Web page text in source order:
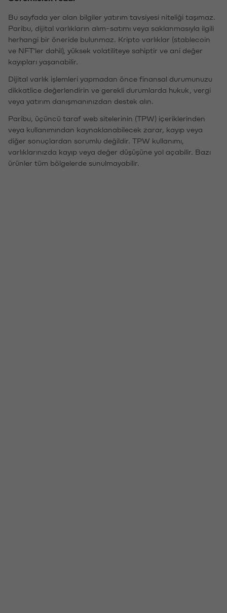
Bu sayfada yer alan bilgiler yatırım tavsiyesi niteliği taşımaz.
Paribu, dijital varlıkların alım-satımı veya saklanmasıyla ilgili
herhangi bir öneride bulunmaz. Kripto varlıklar (stablecoin
ve NFT'ler dahil), yüksek volatiliteye sahiptir ve ani değer
kayıpları yaşanabilir.
Dijital varlık işlemleri yapmadan önce finansal durumunuzu
dikkatlice değerlendirin ve gerekli durumlarda hukuk, vergi
veya yatırım danışmanınızdan destek alın.
Paribu, üçüncü taraf web sitelerinin (TPW) içeriklerinden
veya kullanımından kaynaklanabilecek zarar, kayıp veya
diğer sonuçlardan sorumlu değildir. TPW kullanımı,
varlıklarınızda kayıp veya değer düşüşüne yol açabilir. Bazı
ürünler tüm bölgelerde sunulmayabilir.